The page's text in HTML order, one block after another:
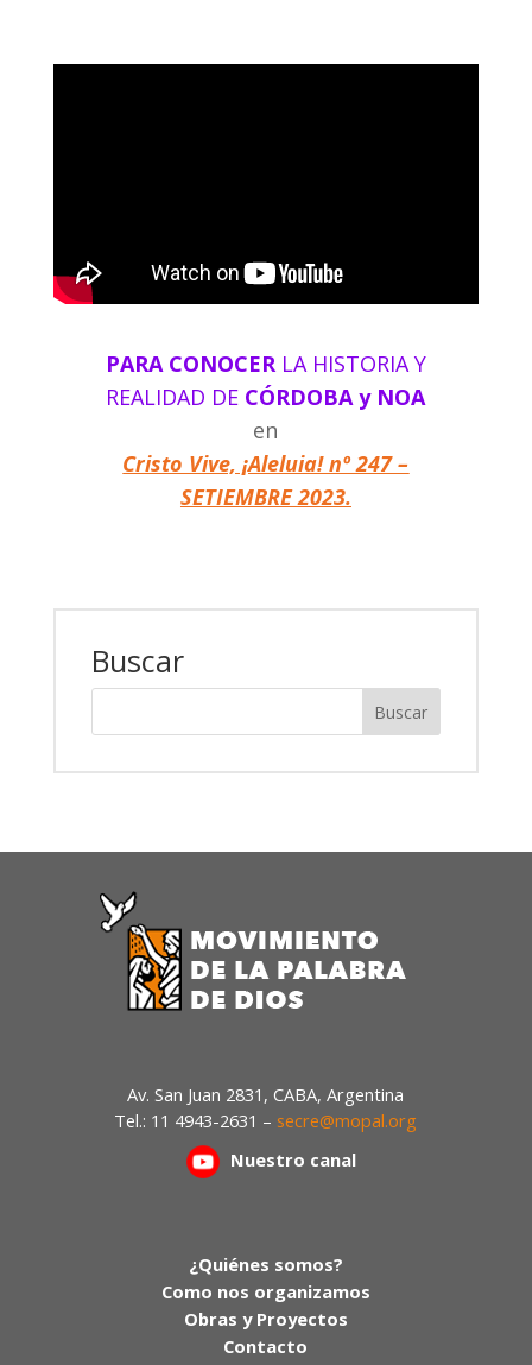
PARA CONOCERLA HISTORIA Y
REALIDAD DE CÓRDOBA y NOA
en
Cristo Vive, ¡Aleluia! nº 247 –
SETIEMBRE 2023.
Buscar
Av. San Juan 2831, CABA, Argentina
Tel.: 11 4943-2631 – secre@mopal.org
Nuestro canal
¿Quiénes somos?
Como nos organizamos
Obras y Proyectos
Contacto